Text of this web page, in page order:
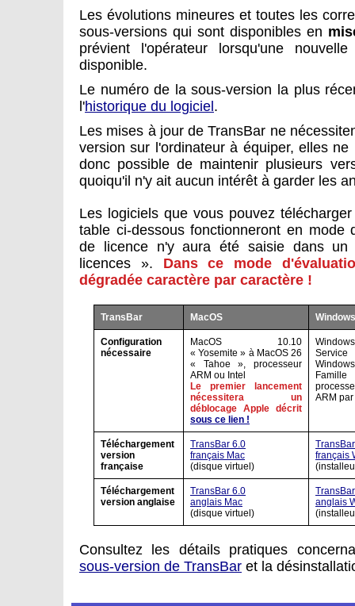
Les évolutions mineures et toutes les
sous-versions qui sont disponibles en
prévient l'opérateur lorsqu'une
disponible.
Le numéro de la sous-version la plus
l'historique du logiciel .
Les mises à jour de TransBar ne
version sur l'ordinateur à équiper, elles
donc possible de maintenir plusieurs
quoiqu'il n'y ait aucun intérêt à garder les
Les logiciels que vous pouvez
table ci-dessous fonctionneront en mode
de licence n'y aura été saisie dans
licences ». Dans ce mode
dégradée caractère par caractère !
TransBar MacOS
Configuration
nécessaire
MacOS 10.10
« Yosemite » à MacOS 26
« Tahoe », processeur
ARM ou Intel
Le premier lancement
nécessitera un
déblocage Apple décrit
sous ce lien !
ARM
Téléchargement
version
française
TransBar 6.0
français Mac
(disque virtuel)
français
Téléchargement
version anglaise
TransBar 6.0
anglais Mac
(disque virtuel)
anglais
Consultez les détails pratiques
sous-version de TransBar et la